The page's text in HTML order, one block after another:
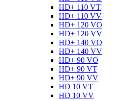
HD+ 110 VT
HD+ 110 VV
HD+ 120 VO
HD+ 120 VV
HD+ 140 VO
HD+ 140 VV
HD+ 90 VO
HD+ 90 VT
HD+ 90 VV
HD 10 VT
HD 10 VV